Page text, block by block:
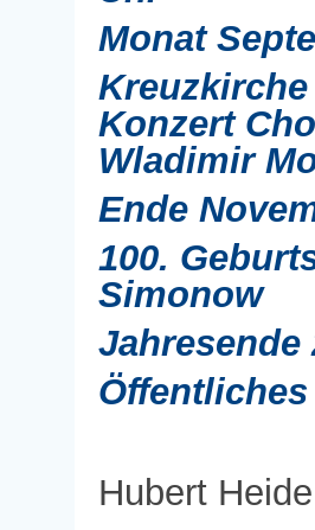
Monat
Kreuzkirche
Konzert
Wladimir
Ende
100.
Simonow
Jahresende
Hubert